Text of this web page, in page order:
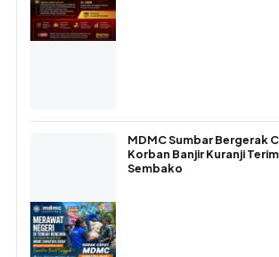
MDMC Sumbar Bergerak
Korban Banjir Kuranji
Sembako